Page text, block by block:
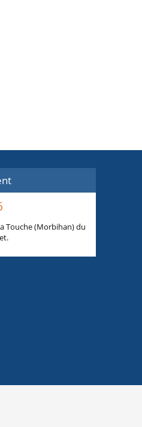
Touche (Morbihan) du